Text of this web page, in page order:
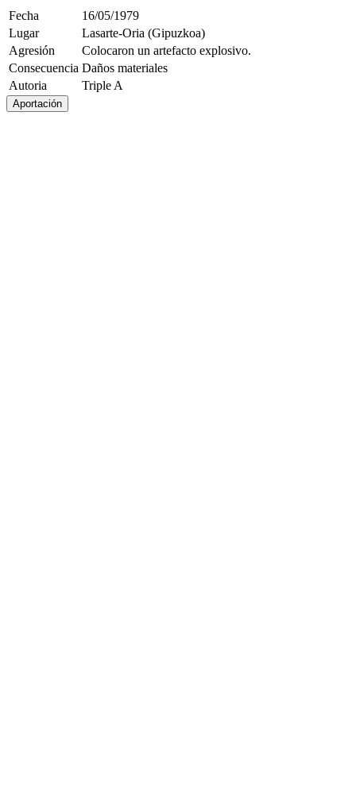
Fecha
16/05/1979
Lugar
Lasarte-Oria (Gipuzkoa)
Agresión
Colocaron un artefacto explosivo.
Consecuencia Daños materiales
Autoria
Triple A